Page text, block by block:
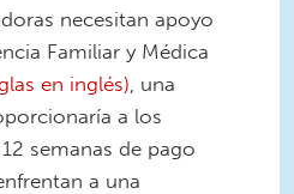
necesitan apoyo
Familiar y Médica
en inglés) , una
a los
semanas de pago
a una